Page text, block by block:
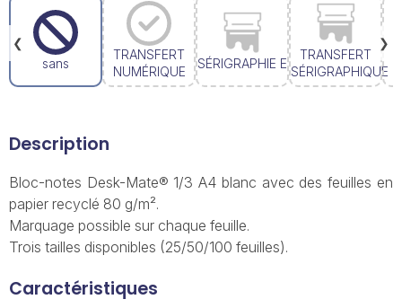
sans
TRANSFERT
NUMÉRIQUE
SÉRIGRAPHIE E
TRANSFERT
SÉRIGRAPHIQUE
❯
❮
Description
Bloc-notes Desk-Mate® 1/3 A4 blanc avec des feuilles en
papier recyclé 80 g/m².
Marquage possible sur chaque feuille.
Trois tailles disponibles (25/50/100 feuilles).
Caractéristiques